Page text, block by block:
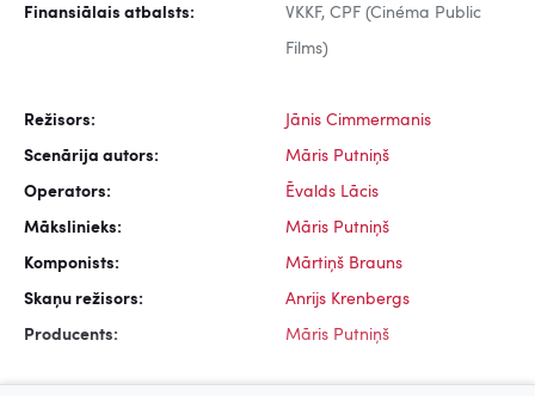
Finansiālais atbalsts: VKKF, CPF (Cinéma Public
Films)
Režisors: Jānis Cimmermanis
Scenārija autors: Māris Putniņš
Operators: Ēvalds Lācis
Mākslinieks: Māris Putniņš
Komponists: Mārtiņš Brauns
Skaņu režisors: Anrijs Krenbergs
Producents: Māris Putniņš